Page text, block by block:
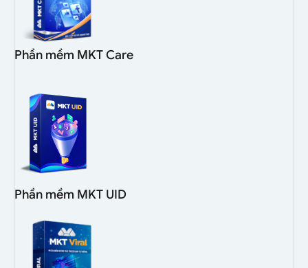
Phần mềm MKT Care
Phần mềm MKT UID